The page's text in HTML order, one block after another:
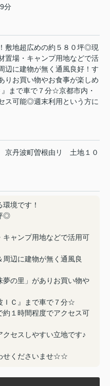
分
敷地超広めの約５８０坪◎現
置場・キャンプ用地などで活
辺に建物が無く通風良好！す
りお買い物やお食事が楽しめ
まで車で７分☆京都市内・
ス可能◎週末利用という方に
京丹波町曽根由リ
土地１０
境です！
◎
キャンプ用地などで活用可
辺に建物が無く通風良
の里」がありお買い物や
ＩＣ』まで車で７分☆
１時間程度でアクセス可
セスしやすい立地です♪
せくださいませ☆☆